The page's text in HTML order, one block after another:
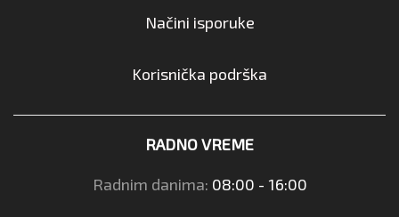
Načini isporuke
Korisnička podrška
RADNO VREME
Radnim danima: 08:00 - 16:00